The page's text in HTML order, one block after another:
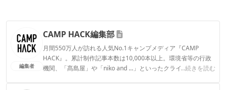
編集者
CAMP HACK編集部
月間550万人が訪れる人気No.1キャンプメディア『CAMP
HACK』。累計制作記事本数は10,000本以上。環境省等の行政
機関、「髙島屋」や「niko and ...」といったクライアントとの
...続きを読む